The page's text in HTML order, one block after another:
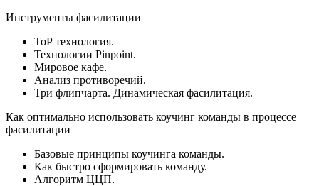
Инструменты фасилитации
ТоР технология.
Технологии Pinpoint.
Мировое кафе.
Анализ противоречий.
Три флипчарта. Динамическая фасилитация.
Как оптимально использовать коучинг команды в процессе
фасилитации
Базовые принципы коучинга команды.
Как быстро сформировать команду.
Алгоритм ЦЦП.